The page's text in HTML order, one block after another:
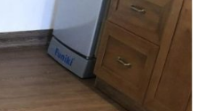
Add
wishlist